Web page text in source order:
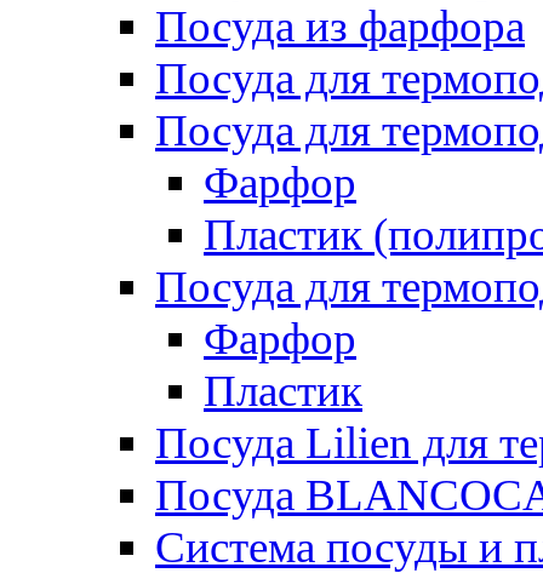
Посуда из фарфора
Посуда для
Посуда для
Фарфор
Пластик
Посуда для
Фарфор
Пластик
Посуда Lilien для
Посуда
Система посуды и